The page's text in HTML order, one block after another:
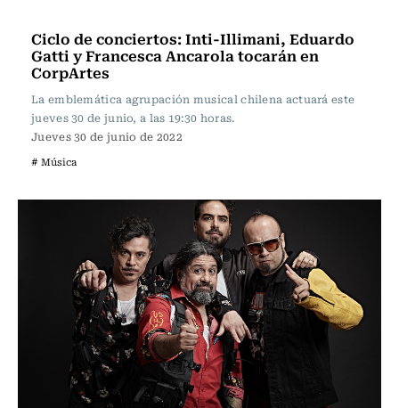
Ciclo de conciertos: Inti-Illimani, Eduardo
Gatti y Francesca Ancarola tocarán en
CorpArtes
La emblemática agrupación musical chilena actuará este
jueves 30 de junio, a las 19:30 horas.
Jueves 30 de junio de 2022
# Música